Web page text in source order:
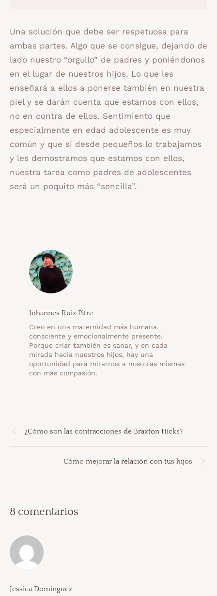
Una solución que debe ser respetuosa para
ambas partes. Algo que se consigue, dejando de
lado nuestro “orgullo” de padres y poniéndonos
en el lugar de nuestros hijos. Lo que les
enseñará a ellos a ponerse también en nuestra
piel y se darán cuenta que estamos con ellos,
no en contra de ellos. Sentimiento que
especialmente en edad adolescente es muy
común y que si desde pequeños lo trabajamos
y les demostramos que estamos con ellos,
nuestra tarea como padres de adolescentes
será un poquito más “sencilla”.
Johannes Ruiz Pitre
Creo en una maternidad más humana,
consciente y emocionalmente presente.
Porque criar también es sanar, y en cada
mirada hacia nuestros hijos, hay una
oportunidad para mirarnos a nosotras mismas
con más compasión.
¿Cómo son las contracciones de Braxton Hicks?
Cómo mejorar la relación con tus hijos
8 comentarios
Jessica Domínguez